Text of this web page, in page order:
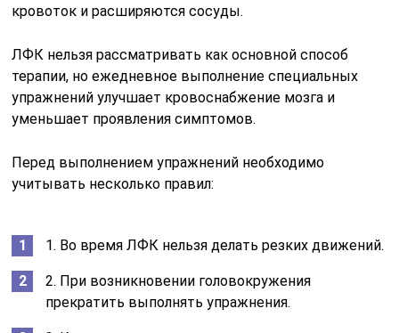
кровоток и расширяются сосуды.
ЛФК нельзя рассматривать как основной способ
терапии, но ежедневное выполнение специальных
упражнений улучшает кровоснабжение мозга и
уменьшает проявления симптомов.
Перед выполнением упражнений необходимо
учитывать несколько правил:
1. Во время ЛФК нельзя делать резких движений.
2. При возникновении головокружения
прекратить выполнять упражнения.